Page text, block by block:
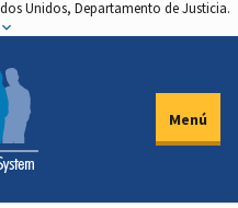
Unidos, Departamento de Justicia.
Menú